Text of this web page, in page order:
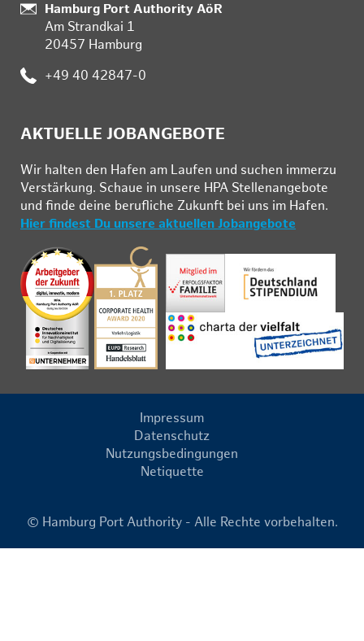
Standort:
Hamburg Port Authority AöR
Am Strandkai 1
20457 Hamburg
Telefon:
+49 40 42847-0
AKTUELLE JOBANGEBOTE
Wir hal­ten den Ha­fen am Lau­fen und su­chen im­mer­zu
Ver­stär­kung. Schau­e in un­se­re HPA Stel­len­an­ge­bo­te
und fin­de deine be­ruf­li­che Zu­kunft bei uns im Ha­fen.
Hier findest Du unsere aktuellen Jobangebote
Impressum
Datenschutz
Nutzungsbedingungen
Netiquette
© Hamburg Port Authority - Alle Rechte vorbehalten.